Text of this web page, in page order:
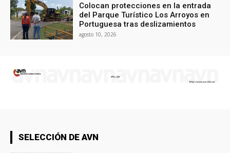
Colocan protecciones en la entrada
del Parque Turístico Los Arroyos en
Portuguesa tras deslizamientos
agosto 10, 2026
SELECCIÓN DE AVN